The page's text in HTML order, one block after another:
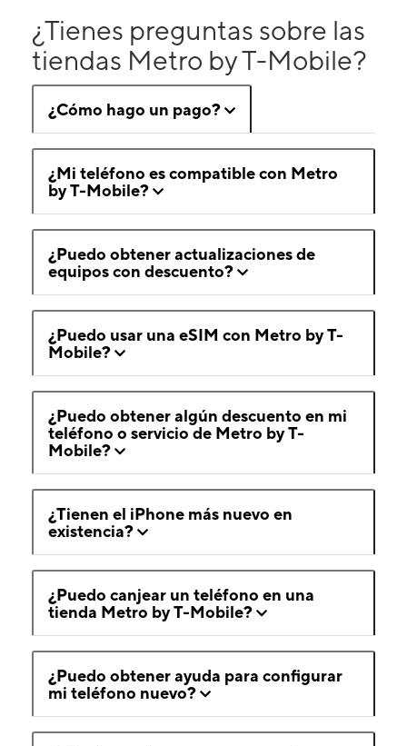
¿Tienes preguntas sobre las
tiendas Metro by T-Mobile?
¿Cómo hago un pago?
¿Mi teléfono es compatible con Metro
by T-Mobile?
¿Puedo obtener actualizaciones de
equipos con descuento?
¿Puedo usar una eSIM con Metro by T-
Mobile?
¿Puedo obtener algún descuento en mi
teléfono o servicio de Metro by T-
Mobile?
¿Tienen el iPhone más nuevo en
existencia?
¿Puedo canjear un teléfono en una
tienda Metro by T-Mobile?
¿Puedo obtener ayuda para configurar
mi teléfono nuevo?